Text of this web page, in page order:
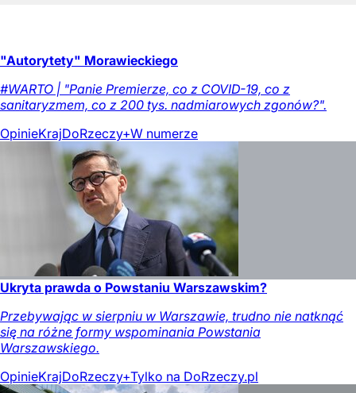
"Autorytety" Morawieckiego
#WARTO | "Panie Premierze, co z COVID-19, co z
sanitaryzmem, co z 200 tys. nadmiarowych zgonów?".
OpinieKrajDoRzeczy+W numerze
Ukryta prawda o Powstaniu Warszawskim?
Przebywając w sierpniu w Warszawie, trudno nie natknąć
się na różne formy wspominania Powstania
Warszawskiego.
OpinieKrajDoRzeczy+Tylko na DoRzeczy.pl